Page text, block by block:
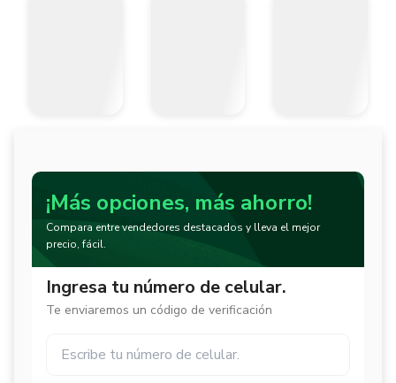
¡Más opciones, más ahorro!
Compara entre vendedores destacados y lleva el mejor
precio, fácil.
Ingresa tu número de celular.
Te enviaremos un código de verificación